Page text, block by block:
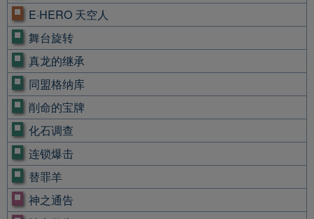
E·HERO 天空人
舞台旋转
真龙的继承
同盟格纳库
削命的宝牌
化石调查
连锁爆击
替罪羊
神之通告